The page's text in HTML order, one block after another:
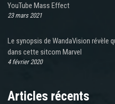
YouTube Mass Effect
23 mars 2021
Le synopsis de WandaVision révèle
dans cette sitcom Marvel
4 février 2020
Articles récents